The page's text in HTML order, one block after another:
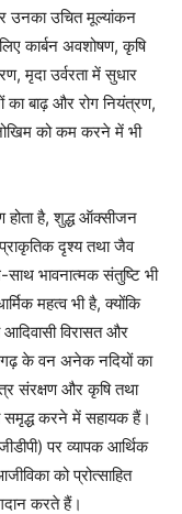
उनका उचित मूल्यांकन
कार्बन अवशोषण, कृषि
मृदा उर्वरता में सुधार
का बाढ़ और रोग नियंत्रण,
को कम करने में भी
है, शुद्ध ऑक्सीजन
दृश्य तथा जैव
भावनात्मक संतुष्टि भी
महत्व भी है, क्योंकि
विरासत और
के वन अनेक नदियों का
संरक्षण और कृषि तथा
समृद्ध करने में सहायक हैं।
पर व्यापक आर्थिक
को प्रोत्साहित
करते हैं।